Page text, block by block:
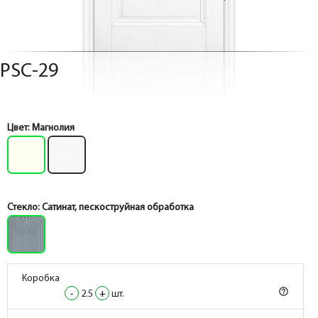
PSC-29
Цвет: Магнолия
Стекло: Сатинат, пескоструйная обработка
Коробка
-
2.5 + шт. help_outline